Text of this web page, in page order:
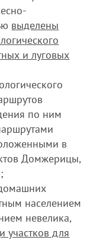
выделены
и луговых
по ним
в
Домжерицы,
населением
невелика,
участков для